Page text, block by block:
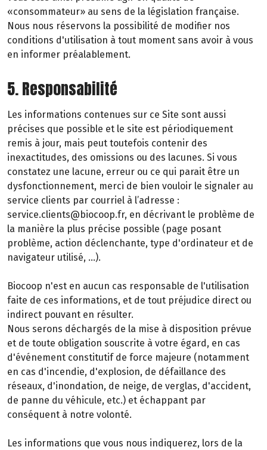
«consommateur» au sens de la législation française.
Nous nous réservons la possibilité de modifier nos
conditions d'utilisation à tout moment sans avoir à vous
en informer préalablement.
5. Responsabilité
Les informations contenues sur ce Site sont aussi
précises que possible et le site est périodiquement
remis à jour, mais peut toutefois contenir des
inexactitudes, des omissions ou des lacunes. Si vous
constatez une lacune, erreur ou ce qui parait être un
dysfonctionnement, merci de bien vouloir le signaler au
service clients par courriel à l’adresse :
service.clients@biocoop.fr, en décrivant le problème de
la manière la plus précise possible (page posant
problème, action déclenchante, type d'ordinateur et de
navigateur utilisé, …).
Biocoop n'est en aucun cas responsable de l'utilisation
faite de ces informations, et de tout préjudice direct ou
indirect pouvant en résulter.
Nous serons déchargés de la mise à disposition prévue
et de toute obligation souscrite à votre égard, en cas
d'événement constitutif de force majeure (notamment
en cas d'incendie, d'explosion, de défaillance des
réseaux, d'inondation, de neige, de verglas, d'accident,
de panne du véhicule, etc.) et échappant par
conséquent à notre volonté.
Les informations que vous nous indiquerez, lors de la